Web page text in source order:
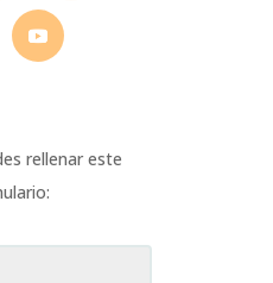
rellenar este